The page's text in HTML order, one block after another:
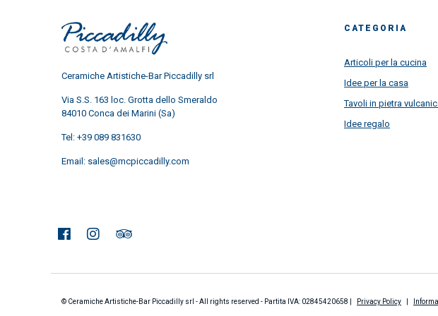
Ceramiche Artistiche-Bar Piccadilly srl
Via S.S. 163 loc. Grotta dello Smeraldo
84010 Conca dei Marini (Sa)
Tel: +39 089 831630
Email: sales@mcpiccadilly.com
CATEGORIA
Articoli per la cucina
Idee per la casa
Tavoli in pietra
Idee regalo
© Ceramiche Artistiche-Bar Piccadilly srl - All rights reserved - Partita IVA: 02845420658 | Privacy Policy